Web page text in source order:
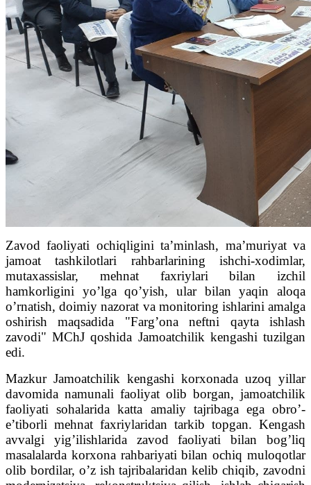
Zavod faoliyati ochiqligini taʼminlash, maʼmuriyat va
jamoat tashkilotlari rahbarlarining ishchi-xodimlar,
mutaxassislar, mehnat faxriylari bilan izchil
hamkorligini yoʼlga qoʼyish, ular bilan yaqin aloqa
oʼrnatish, doimiy nazorat va monitoring ishlarini amalga
oshirish maqsadida "Fargʼona neftni qayta ishlash
zavodi" MChJ qoshida Jamoatchilik kengashi tuzilgan
edi.
Mazkur Jamoatchilik kengashi korxonada uzoq yillar
davomida namunali faoliyat olib borgan, jamoatchilik
faoliyati sohalarida katta amaliy tajribaga ega obroʼ-
eʼtiborli mehnat faxriylaridan tarkib topgan. Kengash
avvalgi yigʼilishlarida zavod faoliyati bilan bogʼliq
masalalarda korxona rahbariyati bilan ochiq muloqotlar
olib bordilar, oʼz ish tajribalaridan kelib chiqib, zavodni